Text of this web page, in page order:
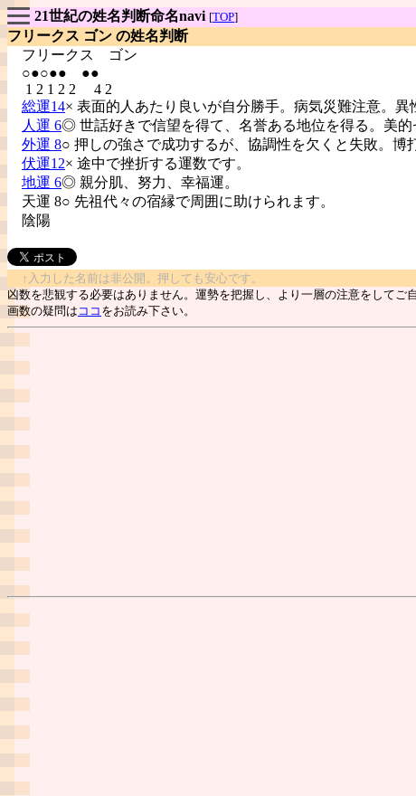
21世紀の姓名判断命名navi [TOP]
フリークス ゴン の姓名判断
フリークス
ゴン
○●○●● ●●
1 2 1 2 2 4 2
総運14× 表面的人あたり良いが自分勝手。病気災難注意。異
人運 6◎ 世話好きで信望を得て、名誉ある地位を得る。美的
外運 8○ 押しの強さで成功するが、協調性を欠くと失敗。博
伏運12× 途中で挫折する運数です。
地運 6◎ 親分肌、努力、幸福運。
天運 8○ 先祖代々の宿縁で周囲に助けられます。
陰陽
↑入力した名前は非公開。押しても安心です。
凶数を悲観する必要はありません。運勢を把握し、より一層の注意をしてご
画数の疑問は ココ をお読み下さい。